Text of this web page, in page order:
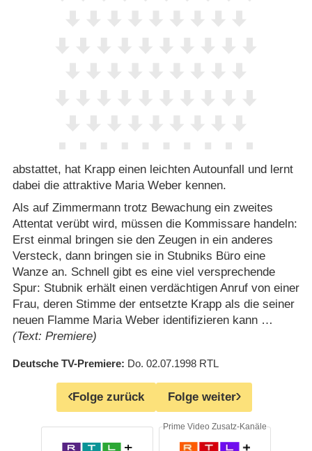
abstattet, hat Krapp einen leichten Autounfall und lernt
dabei die attraktive Maria Weber kennen.
Als auf Zimmermann trotz Bewachung ein zweites
Attentat verübt wird, müssen die Kommissare handeln:
Erst einmal bringen sie den Zeugen in ein anderes
Versteck, dann bringen sie in Stubniks Büro eine
Wanze an. Schnell gibt es eine viel versprechende
Spur: Stubnik erhält einen verdächtigen Anruf von einer
Frau, deren Stimme der entsetzte Krapp als die seiner
neuen Flamme Maria Weber identifizieren kann …
(Text: Premiere)
Deutsche TV-Premiere Do. 02.07.1998 RTL
Folge zurück Folge weiter
Prime Video Zusatz-Kanäle